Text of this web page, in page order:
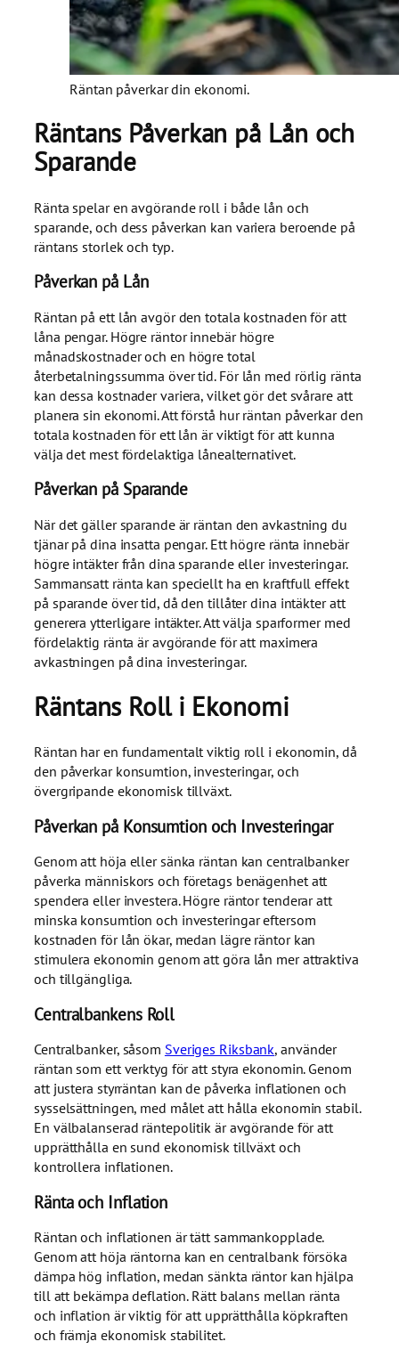
Räntan påverkar din ekonomi.
Räntans Påverkan på Lån och
Sparande
Ränta spelar en avgörande roll i både lån och
sparande, och dess påverkan kan variera beroende på
räntans storlek och typ.
Påverkan på Lån
Räntan på ett lån avgör den totala kostnaden för att
låna pengar. Högre räntor innebär högre
månadskostnader och en högre total
återbetalningssumma över tid. För lån med rörlig ränta
kan dessa kostnader variera, vilket gör det svårare att
planera sin ekonomi. Att förstå hur räntan påverkar den
totala kostnaden för ett lån är viktigt för att kunna
välja det mest fördelaktiga lånealternativet.
Påverkan på Sparande
När det gäller sparande är räntan den avkastning du
tjänar på dina insatta pengar. Ett högre ränta innebär
högre intäkter från dina sparande eller investeringar.
Sammansatt ränta kan speciellt ha en kraftfull effekt
på sparande över tid, då den tillåter dina intäkter att
generera ytterligare intäkter. Att välja sparformer med
fördelaktig ränta är avgörande för att maximera
avkastningen på dina investeringar.
Räntans Roll i Ekonomi
Räntan har en fundamentalt viktig roll i ekonomin, då
den påverkar konsumtion, investeringar, och
övergripande ekonomisk tillväxt.
Påverkan på Konsumtion och Investeringar
Genom att höja eller sänka räntan kan centralbanker
påverka människors och företags benägenhet att
spendera eller investera. Högre räntor tenderar att
minska konsumtion och investeringar eftersom
kostnaden för lån ökar, medan lägre räntor kan
stimulera ekonomin genom att göra lån mer attraktiva
och tillgängliga.
Centralbankens Roll
Centralbanker, såsom Sveriges Riksbank, använder
räntan som ett verktyg för att styra ekonomin. Genom
att justera styrräntan kan de påverka inflationen och
sysselsättningen, med målet att hålla ekonomin stabil.
En välbalanserad räntepolitik är avgörande för att
upprätthålla en sund ekonomisk tillväxt och
kontrollera inflationen.
Ränta och Inflation
Räntan och inflationen är tätt sammankopplade.
Genom att höja räntorna kan en centralbank försöka
dämpa hög inflation, medan sänkta räntor kan hjälpa
till att bekämpa deflation. Rätt balans mellan ränta
och inflation är viktig för att upprätthålla köpkraften
och främja ekonomisk stabilitet.